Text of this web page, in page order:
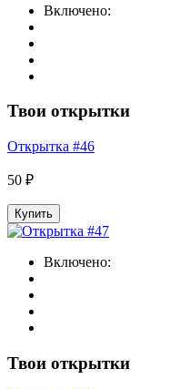
Включено:
Твои открытки
Открытка #46
50 ₽
Купить
Включено:
Твои открытки